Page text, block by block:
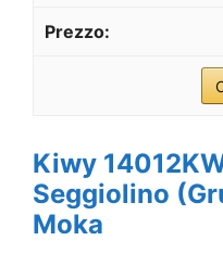
Kiwy
Seggiolino
Moka